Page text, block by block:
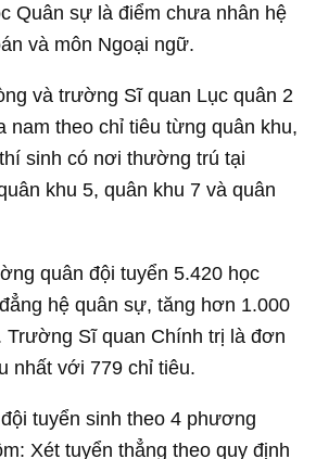
Quân sự là điểm chưa nhân hệ
và môn Ngoại ngữ.
và trường Sĩ quan Lục quân 2
nam theo chỉ tiêu từng quân khu,
sinh có nơi thường trú tại
khu 5, quân khu 7 và quân
quân đội tuyển 5.420 học
hệ quân sự, tăng hơn 1.000
Trường Sĩ quan Chính trị là đơn
nhất với 779 chỉ tiêu.
tuyển sinh theo 4 phương
Xét tuyển thẳng theo quy định